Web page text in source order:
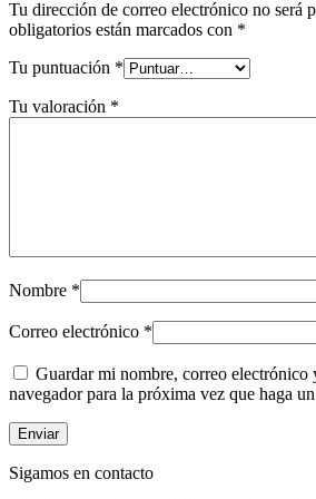
Tu dirección de correo electrónico no será
obligatorios están marcados con *
Tu puntuación *
Tu valoración *
Nombre *
Correo electrónico *
Guardar mi nombre, correo electrónico
navegador para la próxima vez que haga
Sigamos en contacto